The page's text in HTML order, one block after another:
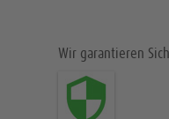
Wir garantieren